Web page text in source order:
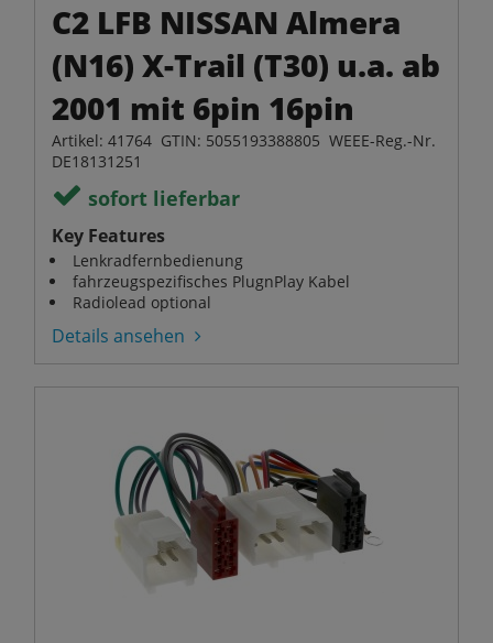
C2 LFB NISSAN Almera
(N16) X-Trail (T30) u.a. ab
2001 mit 6pin 16pin
Artikel: 41764 GTIN: 5055193388805 WEEE-Reg.-Nr.
DE18131251
sofort lieferbar
Key Features
Lenkradfernbedienung
fahrzeugspezifisches PlugnPlay Kabel
Radiolead optional
Details ansehen